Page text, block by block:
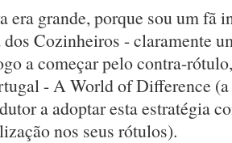
era grande, porque sou um fã
Cozinheiros - claramente
a começar pelo contra-
- A World of Difference
a adoptar esta estratégia
nos seus rótulos).